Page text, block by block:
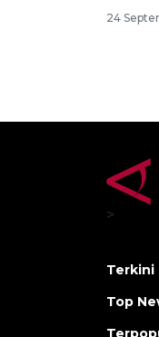
24
>
Terkini
Top